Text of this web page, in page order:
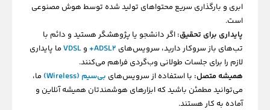
ابری و بارگذاری سریع محتواهای تولید شده توسط هوش مصنوعی
است.
پایداری برای تحقیق: اگر دانشجو یا پژوهشگر هستید و دائم با
تب‌های باز سروکار دارید، سرویس‌های ADSL2+ و VDSL ما پایداری
لازم را برای جلسات طولانی وب‌گردی فراهم می‌کنند.
همیشه متصل: با استفاده از سرویس‌های بی‌سیم (Wireless)
ما،
می‌توانید مطمئن باشید که ابزارهای هوشمندتان همیشه آنلاین و
آماده به کار هستند.